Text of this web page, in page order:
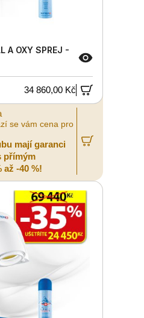
A OXY SPREJ -
34 860,00 Kč
se vám cena pro
mají garanci
přímým
až -40 %!